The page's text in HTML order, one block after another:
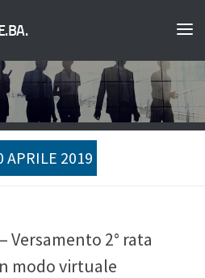
APRILE 2019
Versamento 2° rata
modo virtuale